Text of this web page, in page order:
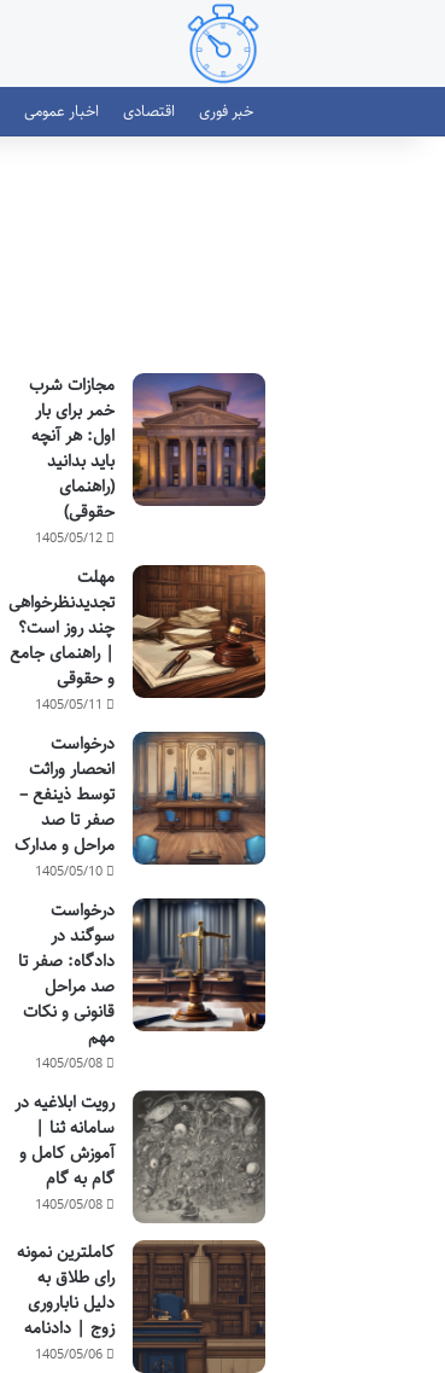
خبر فوری اقتصادی اخبار عمومی
مجازات شرب
خمر برای بار
اول: هر آنچه
باید بدانید
(راهنمای
حقوقی)
1405/05/12
مهلت
تجدیدنظرخواهی
چند روز است؟
| راهنمای جامع
و حقوقی
1405/05/11
درخواست
انحصار وراثت
توسط ذینفع –
صفر تا صد
مراحل و مدارک
1405/05/10
درخواست
سوگند در
دادگاه: صفر تا
صد مراحل
قانونی و نکات
مهم
1405/05/08
رویت ابلاغیه در
سامانه ثنا |
آموزش کامل و
گام به گام
1405/05/08
کاملترین نمونه
رای طلاق به
دلیل ناباروری
زوج | دادنامه
1405/05/06